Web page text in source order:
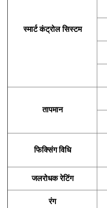
स्मार्ट कंट्रोल सिस्टम
तापमान
फिक्सिंग विधि
जलरोधक रेटिंग
रंग